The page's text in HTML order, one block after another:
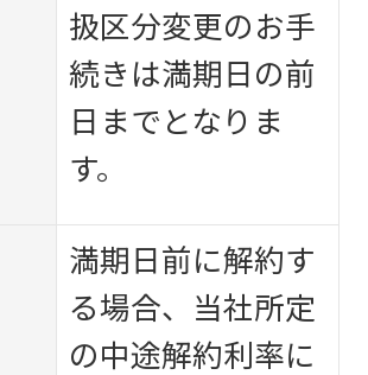
扱区分変更のお手
続きは満期日の前
日までとなりま
す。
満期日前に解約す
る場合、当社所定
の中途解約利率に